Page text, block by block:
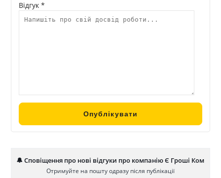
Відгук *
🔔 Сповіщення про нові відгуки про компанію Є Гроші Ком
Отримуйте на пошту одразу після публікації